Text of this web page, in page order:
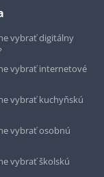
vybrať digitálny
vybrať internetové
vybrať kuchyňskú
vybrať osobnú
vybrať školskú